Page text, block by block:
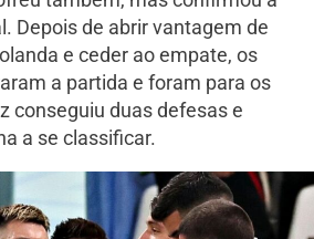
Depois de abrir vantagem de
e ceder ao empate, os
a partida e foram para os
conseguiu duas defesas e
a se classificar.